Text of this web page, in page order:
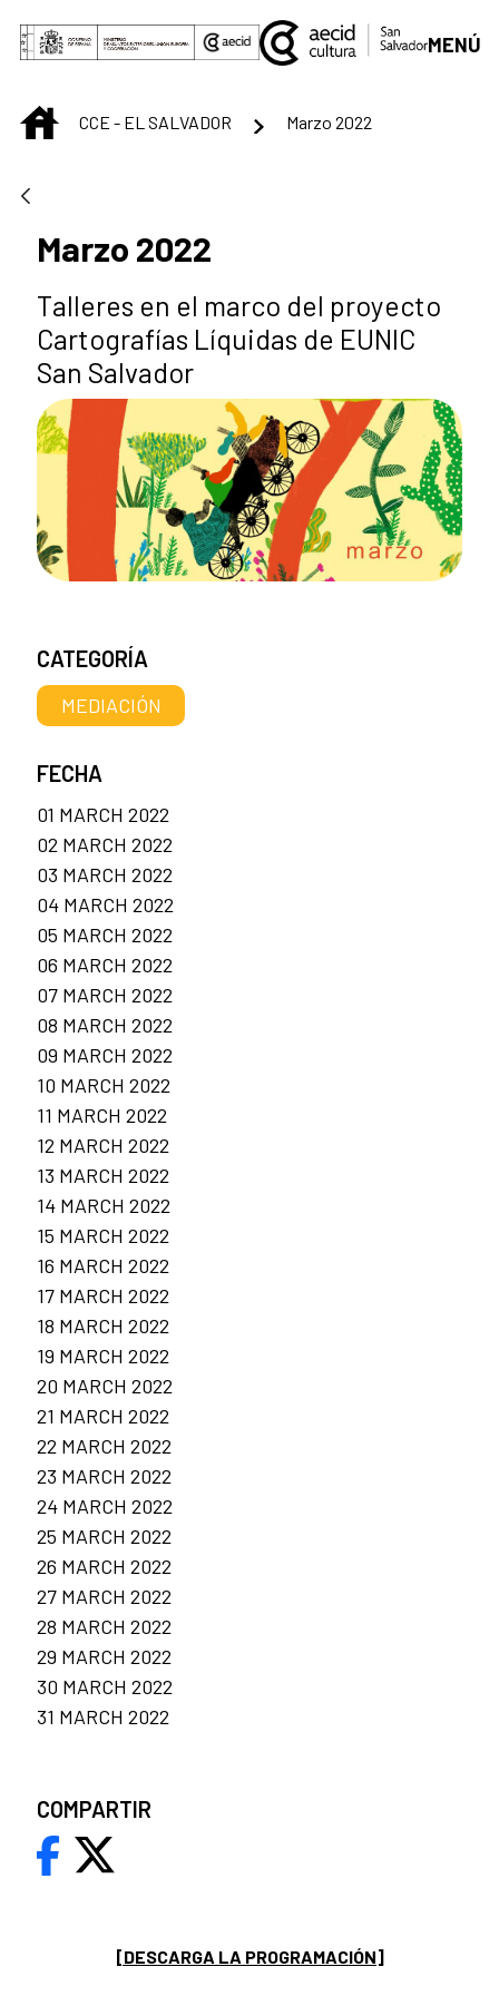
Skip to Main Content
MENÚ
INICIOCCE - EL SALVADOR Marzo 2022
Marzo 2022
Talleres en el marco del proyecto
Cartografías Líquidas de EUNIC
San Salvador
[DESCARGA LA PROGRAMACIÓN]
CATEGORÍA
MEDIACIÓN
FECHA
01 MARCH 2022
02 MARCH 2022
03 MARCH 2022
04 MARCH 2022
05 MARCH 2022
06 MARCH 2022
07 MARCH 2022
08 MARCH 2022
09 MARCH 2022
10 MARCH 2022
11 MARCH 2022
12 MARCH 2022
13 MARCH 2022
14 MARCH 2022
15 MARCH 2022
16 MARCH 2022
17 MARCH 2022
18 MARCH 2022
19 MARCH 2022
20 MARCH 2022
21 MARCH 2022
22 MARCH 2022
23 MARCH 2022
24 MARCH 2022
25 MARCH 2022
26 MARCH 2022
27 MARCH 2022
28 MARCH 2022
29 MARCH 2022
30 MARCH 2022
31 MARCH 2022
COMPARTIR